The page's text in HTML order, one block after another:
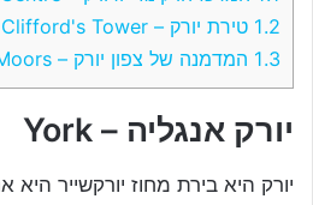
1.2 טירת יורק – York Clifford's Tower
1.3 המדמנה של צפון יורק – North York Moors
יורק אנגליה – York
יורק היא בירת מחוז יורקשייר